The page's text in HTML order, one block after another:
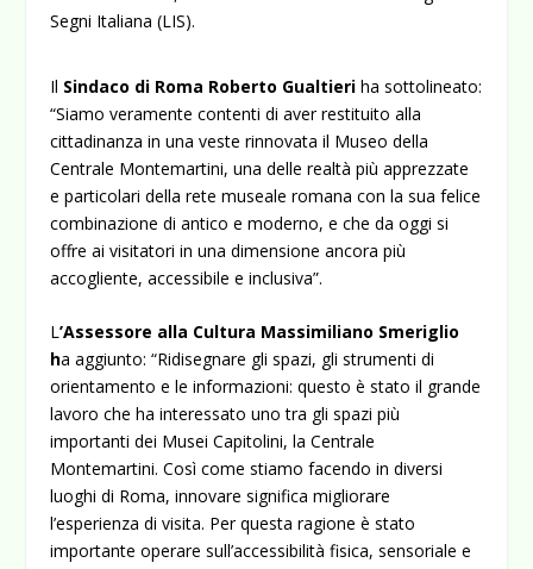
Segni Italiana (LIS).
Il Sindaco di Roma Roberto Gualtieri ha sottolineato:
“Siamo veramente contenti di aver restituito alla
cittadinanza in una veste rinnovata il Museo della
Centrale Montemartini, una delle realtà più apprezzate
e particolari della rete museale romana con la sua felice
combinazione di antico e moderno, e che da oggi si
offre ai visitatori in una dimensione ancora più
accogliente, accessibile e inclusiva”.
L’Assessore alla Cultura Massimiliano Smeriglio
ha aggiunto: “Ridisegnare gli spazi, gli strumenti di
orientamento e le informazioni: questo è stato il grande
lavoro che ha interessato uno tra gli spazi più
importanti dei Musei Capitolini, la Centrale
Montemartini. Così come stiamo facendo in diversi
luoghi di Roma, innovare significa migliorare
l’esperienza di visita. Per questa ragione è stato
importante operare sull’accessibilità fisica, sensoriale e